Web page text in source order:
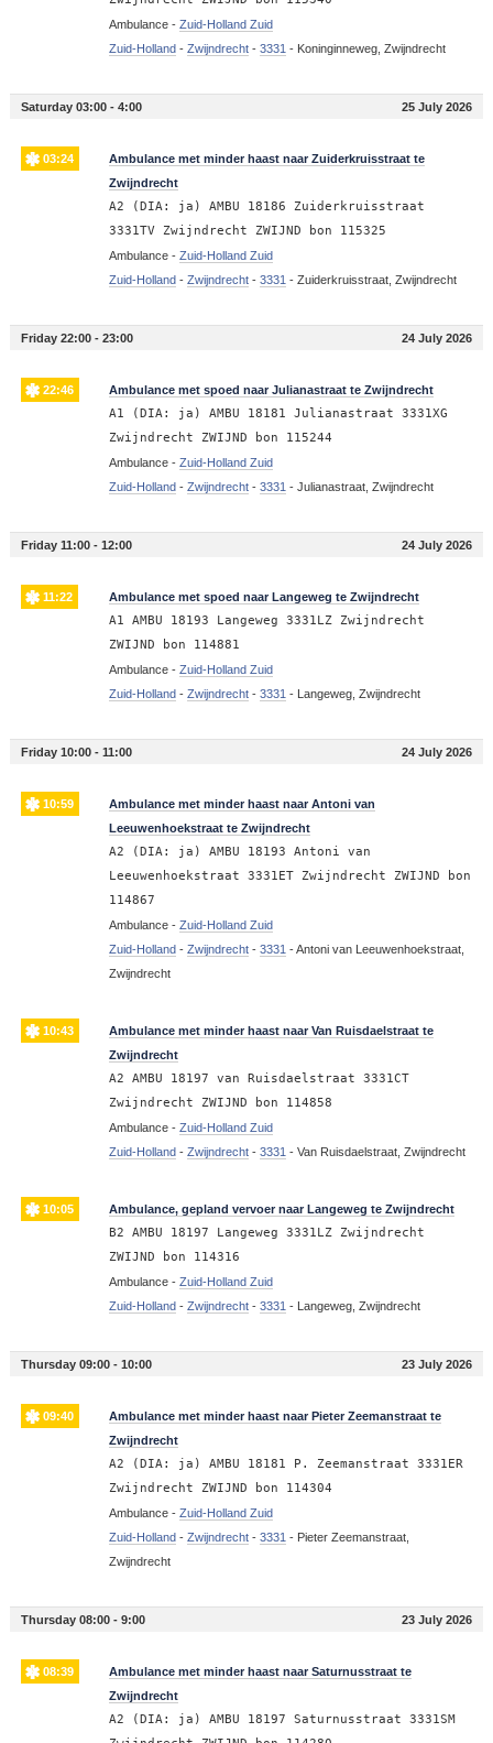
Ambulance - Zuid-Holland Zuid
Zuid-Holland - Zwijndrecht- 3331 - Koninginneweg, Zwijndrecht
Saturday 03:00 - 4:00 25 July 2026
03:24
Ambulance met minder haast naar Zuiderkruisstraat te
Zwijndrecht
A2 (DIA: ja) AMBU 18186 Zuiderkruisstraat
3331TV Zwijndrecht ZWIJND bon 115325
Ambulance - Zuid-Holland Zuid
Zuid-Holland - Zwijndrecht- 3331 - Zuiderkruisstraat, Zwijndrecht
Friday 22:00 - 23:00 24 July 2026
22:46 Ambulance met spoed naar Julianastraat te Zwijndrecht
A1 (DIA: ja) AMBU 18181 Julianastraat 3331XG
Zwijndrecht ZWIJND bon 115244
Ambulance - Zuid-Holland Zuid
Zuid-Holland - Zwijndrecht- 3331 - Julianastraat, Zwijndrecht
Friday 11:00 - 12:00 24 July 2026
11:22 Ambulance met spoed naar Langeweg te Zwijndrecht
A1 AMBU 18193 Langeweg 3331LZ Zwijndrecht
ZWIJND bon 114881
Ambulance - Zuid-Holland Zuid
Zuid-Holland - Zwijndrecht- 3331 - Langeweg, Zwijndrecht
Friday 10:00 - 11:00 24 July 2026
10:59
Ambulance met minder haast naar Antoni van
Leeuwenhoekstraat te Zwijndrecht
A2 (DIA: ja) AMBU 18193 Antoni van
Leeuwenhoekstraat 3331ET Zwijndrecht ZWIJND bon
114867
Ambulance - Zuid-Holland Zuid
Zuid-Holland - Zwijndrecht- 3331 -Antoni van Leeuwenhoekstraat,
Zwijndrecht
10:43
Ambulance met minder haast naar Van Ruisdaelstraat te
Zwijndrecht
A2 AMBU 18197 van Ruisdaelstraat 3331CT
Zwijndrecht ZWIJND bon 114858
Ambulance - Zuid-Holland Zuid
Zuid-Holland - Zwijndrecht- 3331 - Van Ruisdaelstraat, Zwijndrecht
10:05 Ambulance, gepland vervoer naar Langeweg te Zwijndrecht
B2 AMBU 18197 Langeweg 3331LZ Zwijndrecht
ZWIJND bon 114316
Ambulance - Zuid-Holland Zuid
Zuid-Holland - Zwijndrecht- 3331 - Langeweg, Zwijndrecht
Thursday 09:00 - 10:00 23 July 2026
09:40
Ambulance met minder haast naar Pieter Zeemanstraat te
Zwijndrecht
A2 (DIA: ja) AMBU 18181 P. Zeemanstraat 3331ER
Zwijndrecht ZWIJND bon 114304
Ambulance - Zuid-Holland Zuid
Zuid-Holland - Zwijndrecht- 3331 - Pieter Zeemanstraat,
Zwijndrecht
Thursday 08:00 - 9:00 23 July 2026
08:39
Ambulance met minder haast naar Saturnusstraat te
Zwijndrecht
A2 (DIA: ja) AMBU 18197 Saturnusstraat 3331SM